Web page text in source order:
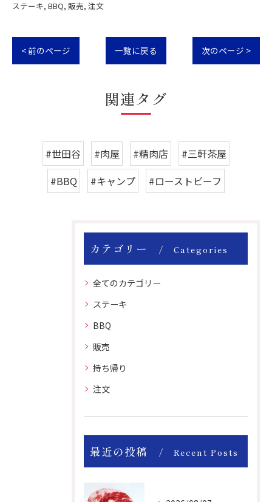
ステーキ BBQ 販売 注文
< 前のページ 一覧に戻る 次のページ >
関連タグ
#世田谷 #肉屋 #精肉店
#三軒茶屋
#BBQ
#キャンプ #ローストビーフ
カテゴリー Categories
全てのカテゴリー
ステーキ
BBQ
販売
持ち帰り
注文
最近の投稿 Recent Posts